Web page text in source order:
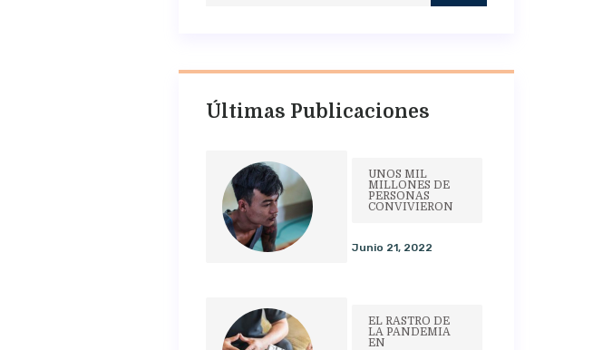
Últimas Publicaciones
UNOS MIL
MILLONES DE
PERSONAS
CONVIVIERON
Junio 21, 2022
EL RASTRO DE
LA PANDEMIA
EN